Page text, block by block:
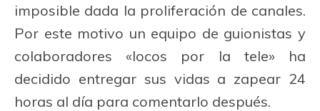
imposible dada la proliferación de canales.
Por este motivo un equipo de guionistas y
colaboradores «locos por la tele» ha
decidido entregar sus vidas a zapear 24
horas al día para comentarlo después.